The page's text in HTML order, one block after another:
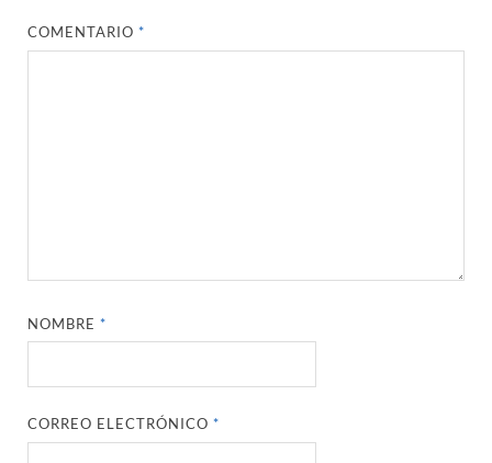
COMENTARIO*
NOMBRE*
CORREO ELECTRÓNICO*